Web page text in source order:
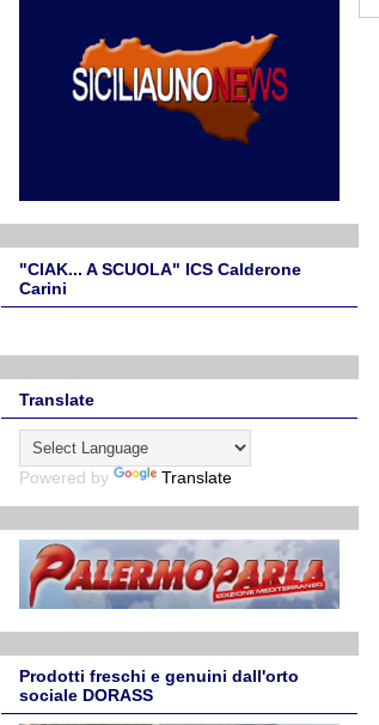
"CIAK... A SCUOLA" ICS Calderone
Carini
Translate
Powered by Translate
Prodotti freschi e genuini dall'orto
sociale DORASS